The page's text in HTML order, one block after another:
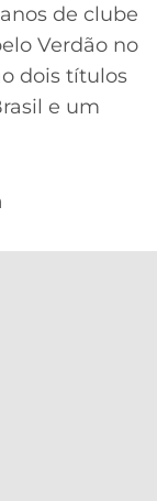
de clube
Verdão no
dois títulos
e um